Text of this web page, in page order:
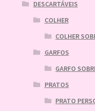
DESCARTÁVEIS
COLHER
COLHER
GARFOS
GARFO
PRATOS
PRATO